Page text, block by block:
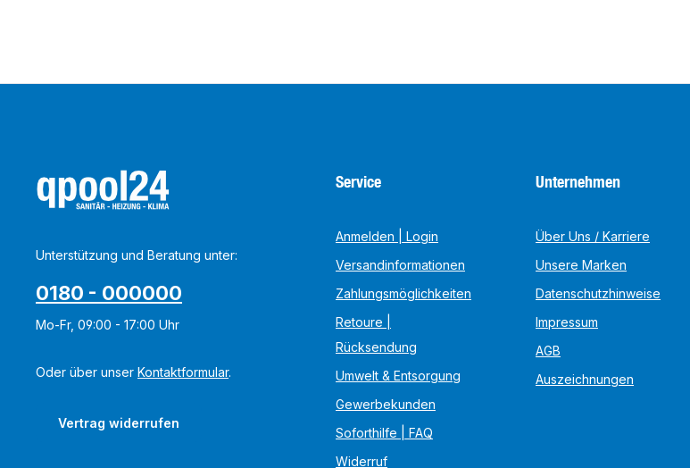
Unterstützung und Beratung unter:
0180 - 000000
Mo-Fr, 09:00 - 17:00 Uhr
Oder über unser Kontaktformular.
Vertrag widerrufen
Service
Anmelden | Login
Versandinformationen
Zahlungsmöglichkeiten
Retoure |
Rücksendung
Umwelt & Entsorgung
Gewerbekunden
Soforthilfe | FAQ
Widerruf
Unternehmen
Über Uns / Karriere
Unsere Marken
Datenschutzhinweise
Impressum
AGB
Auszeichnungen